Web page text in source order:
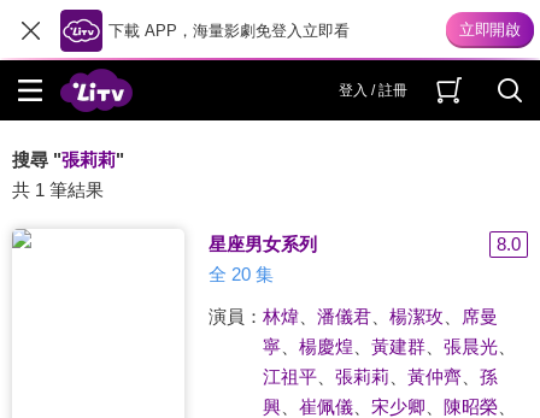
下載 APP，海量影劇免登入立即看
登入 / 註冊
搜尋 "張莉莉"
共 1 筆結果
星座男女系列
8.0
全 20 集
演員： 林煒、 潘儀君、 楊潔玫
席曼
寧、 楊慶煌 黃建群、 張晨光、
江祖平、 張莉莉 黃仲齊
孫
興、 崔佩儀、 宋少卿 陳昭榮、